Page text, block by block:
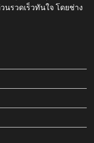
รวดเร็วทันใจ โดยช่าง